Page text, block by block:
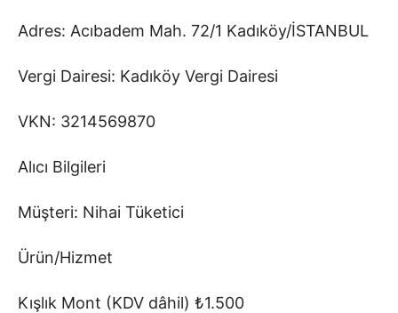
Adres: Acıbadem Mah. 72/1 Kadıköy/İSTANBUL
Vergi Dairesi: Kadıköy Vergi Dairesi
VKN: 3214569870
Alıcı Bilgileri
Müşteri: Nihai Tüketici
Ürün/Hizmet
Kışlık Mont (KDV dâhil) ₺1.500